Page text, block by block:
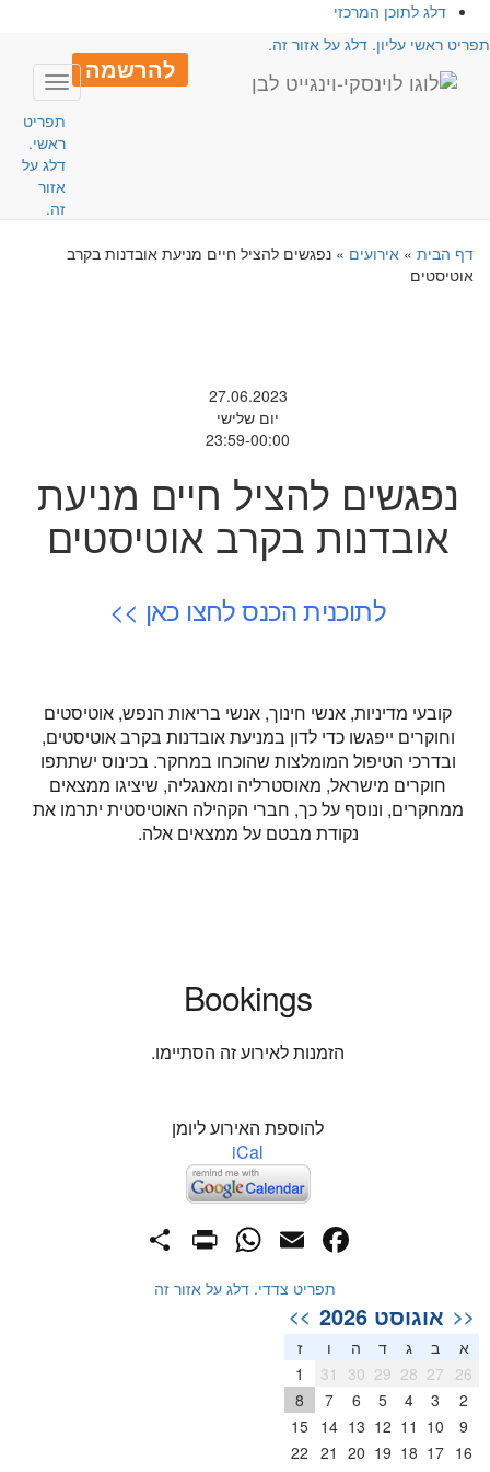
דלג לתוכן המרכזי
ראשי עליון. דלג על אזור זה.
להרשמה
Toggle
תפריט
ראשי.
דלג על
אזור
זה.
דף הבית» אירועים» נפגשים להציל חיים מניעת אובדנות בקרב
אוטיסטים
27.06.2023
יום שלישי
23:59-00:00
נפגשים להציל חיים מניעת
אובדנות בקרב אוטיסטים
לתוכנית הכנס לחצו כאן >>
קובעי מדיניות, אנשי חינוך, אנשי בריאות הנפש, אוטיסטים
וחוקרים ייפגשו כדי לדון במניעת אובדנות בקרב אוטיסטים,
ובדרכי הטיפול המומלצות שהוכחו במחקר. בכינוס ישתתפו
חוקרים מישראל, מאוסטרליה ומאנגליה, שיציגו ממצאים
ממחקרים, ונוסף על כך, חברי הקהילה האוטיסטית יתרמו את
נקודת מבטם על ממצאים אלה.
Bookings
הזמנות לאירוע זה הסתיימו.
להוספת האירוע ליומן
iCal
Facebook
Email
WhatsApp
תפריט צדדי. דלג על אזור זה
<< אוגוסט 2026 >>
א ב ג ד ה
ז
26
27
28
29
30
31
2
3
4
5
6
7
8
9
10
11
12
13
14
15
16
17
18
19
20
21
22